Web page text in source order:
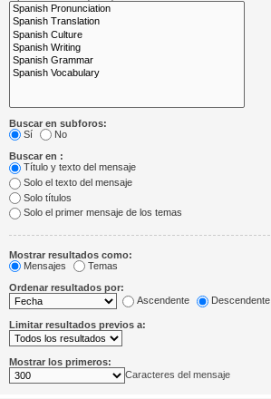
Buscar en subforos:
Sí
No
Buscar en :
Título y texto del mensaje
Solo el texto del mensaje
Solo títulos
Solo el primer mensaje de los temas
Mostrar resultados como:
Mensajes
Temas
Ordenar resultados por:
Ascendente
Descendente
Limitar resultados previos a:
Mostrar los primeros:
Caracteres del mensaje